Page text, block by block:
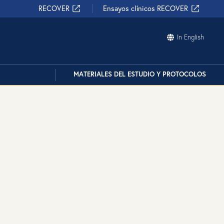
RECOVER Ensayos clínicos RECOVER
In English
MATERIALES DEL ESTUDIO Y PROTOCOLOS